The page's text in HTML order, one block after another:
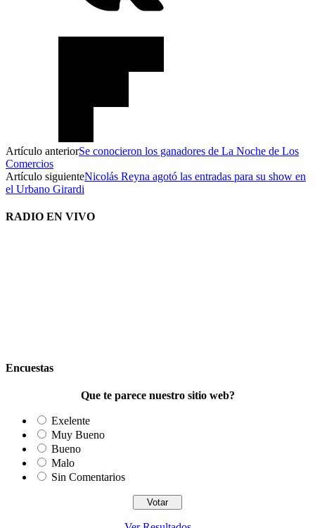
Artículo anteriorSe conocieron los ganadores de La Noche de Los
Comercios
Artículo siguienteNicolás Reyna agotó las entradas para su show en
el Urbano Girardi
RADIO EN VIVO
Encuestas
Que te parece nuestro sitio web?
Exelente
Muy Bueno
Bueno
Malo
Sin Comentarios